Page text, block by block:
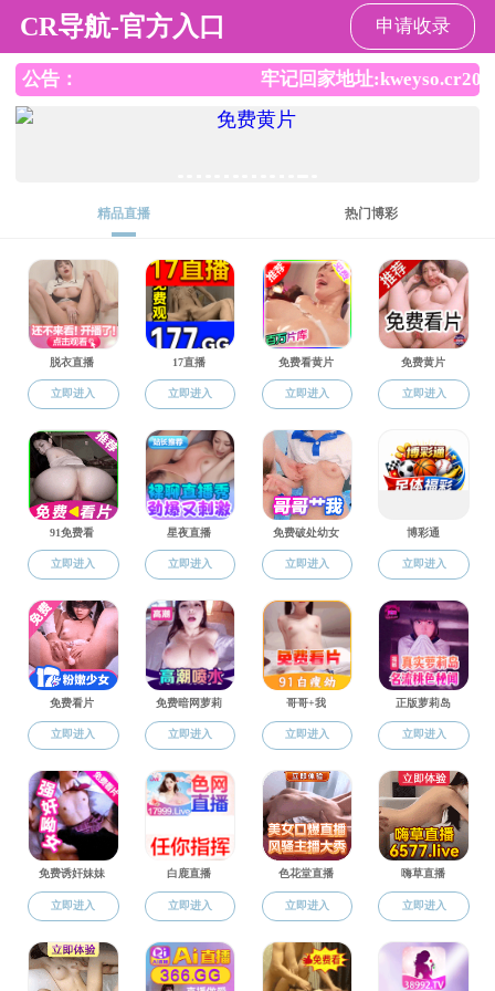
色界吧
科学研究
协会章程 学术动态
人物风采
联系方式
色界吧>>科学研究 >>青年科协 学术动态
色界吧 上页 1 下页 尾页 共0页 到第 页 跳转
常用链接：
色界吧
色界吧 新闻网
视频中南
后台管理
版权所有 色界吧-色情网
地址：湖南省长沙市色界吧 主校区能源楼